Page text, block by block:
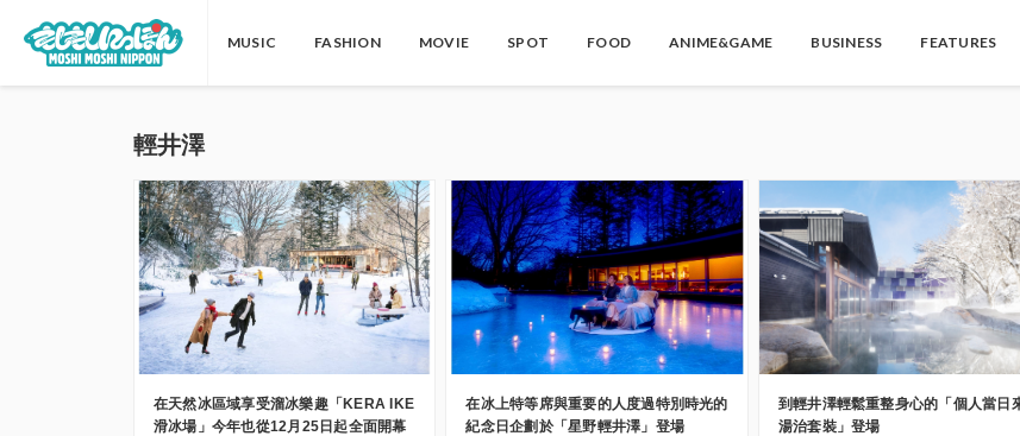
MUSIC FASHION MOVIE SPOT FOOD ANIME&GAME BUSINESS FEATURES
輕井澤
在天然冰區域享受溜冰樂趣「KERA IKE
滑冰場」今年也從12月25日起全面開幕
在冰上特等席與重要的人度過特別時光的
紀念日企劃於「星野輕井澤」登場
到輕井澤輕鬆重整身心的「個人當日
湯治套裝」登場